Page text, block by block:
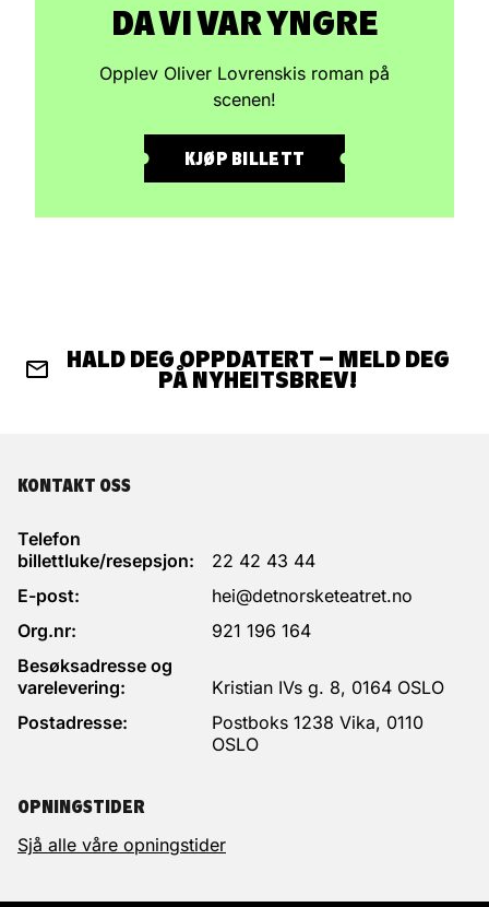
DA VI VAR YNGRE
Opplev Oliver Lovrenskis roman på
scenen!
KJØP BILLETT
HALD DEG OPPDATERT – MELD DEG
PÅ NYHEITSBREV!
KONTAKT OSS
Telefon
billettluke/resepsjon:
22 42 43 44
E-post:
hei@detnorsketeatret.no
Org.nr:
921 196 164
Besøksadresse og
varelevering:
Kristian IVs g. 8, 0164 OSLO
Postadresse:
Postboks 1238 Vika, 0110
OSLO
OPNINGSTIDER
Sjå alle våre opningstider